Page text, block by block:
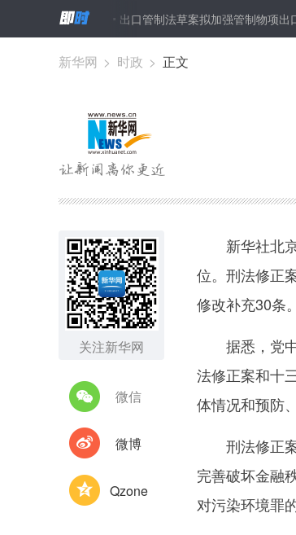
果产业见闻 出口管制法草案拟加强管制物项出口中
新华网 > 时政 > 正文
关注新华网
微信
微博
Qzone
新华社北京
位。刑法修正
修改补充30条。
据悉，党中
法修正案和十
体情况和预防
刑法修正案
完善破坏金融
对污染环境罪